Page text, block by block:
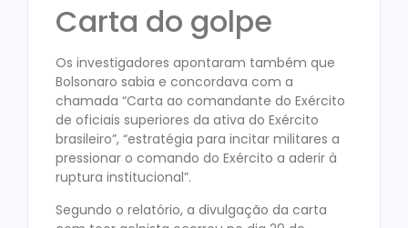
Carta do golpe
Os investigadores apontaram também que
Bolsonaro sabia e concordava com a
chamada “Carta ao comandante do Exército
de oficiais superiores da ativa do Exército
brasileiro”, “estratégia para incitar militares a
pressionar o comando do Exército a aderir à
ruptura institucional”.
Segundo o relatório, a divulgação da carta